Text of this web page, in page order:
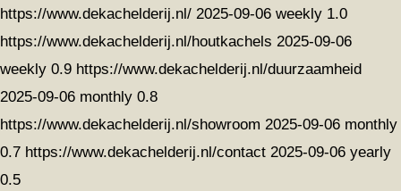
https://www.dekachelderij.nl/ 2025-09-06 weekly 1.0
https://www.dekachelderij.nl/houtkachels 2025-09-06
weekly 0.9 https://www.dekachelderij.nl/duurzaamheid
2025-09-06 monthly 0.8
https://www.dekachelderij.nl/showroom 2025-09-06 monthly
0.7 https://www.dekachelderij.nl/contact 2025-09-06 yearly
0.5
Ga
direct
naar
de
hoofdinhoud